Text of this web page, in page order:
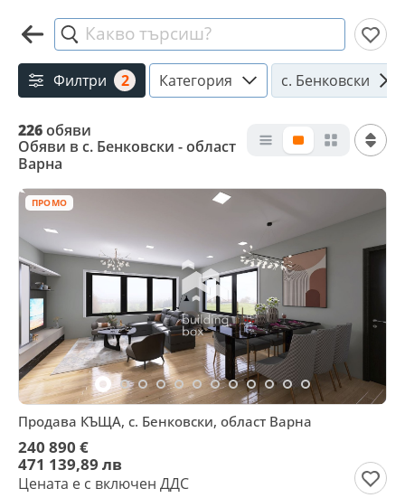
Какво търсиш?
Филтри 2 Категория с. Бенковски
226обяви
Обяви в с. Бенковски - област
Варна
ПРОМО
Продава КЪЩА, с. Бенковски, област Варна
240 890 €
471 139,89 лв
Цената е с включен ДДС